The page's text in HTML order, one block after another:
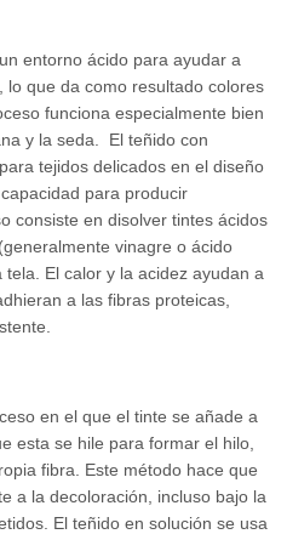
entorno ácido para ayudar a
que da como resultado colores
funciona especialmente bien
y la seda.
El teñido con
tejidos delicados en el diseño
para producir
consiste en disolver tintes ácidos
vinagre o ácido
El calor y la acidez ayudan a
a las fibras proteicas,
en el que el tinte se añade a
esta se hile para formar el hilo,
fibra. Este método hace que
a la decoloración, incluso bajo la
El teñido en solución se usa